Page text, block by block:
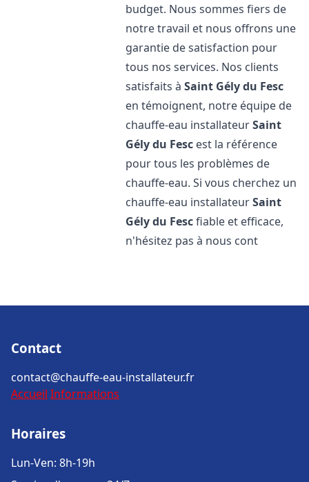
budget. Nous sommes fiers de
notre travail et nous offrons une
garantie de satisfaction pour
tous nos services. Nos clients
satisfaits àSaint Gély du Fesc
en témoignent, notre équipe de
chauffe-eau installateurSaint
Gély du Fesc est la référence
pour tous les problèmes de
chauffe-eau. Si vous cherchez un
chauffe-eau installateurSaint
Gély du Fescfiable et efficace,
n'hésitez pas à nous cont
Contact
contact@chauffe-eau-installateur.fr
Accueil Informations
Horaires
Lun-Ven: 8h-19h